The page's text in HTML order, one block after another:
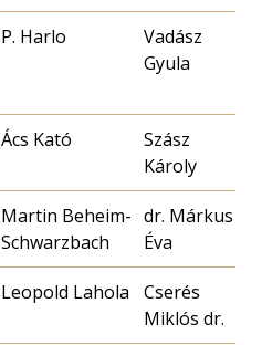
P. Harlo
Vadász
Gyula
Ács Kató
Szász
Károly
Martin Beheim-
Schwarzbach
dr. Márkus
Éva
Leopold Lahola
Cserés
Miklós dr.